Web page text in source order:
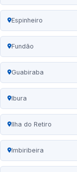
Espinheiro
Fundão
Guabiraba
Ibura
Ilha do Retiro
Imbiribeira